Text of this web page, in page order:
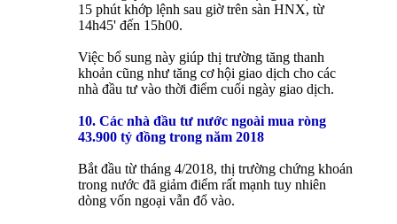
15 phút khớp lệnh sau giờ trên sàn HNX, từ
14h45' đến 15h00.
Việc bổ sung này giúp thị trường tăng thanh
khoản cũng như tăng cơ hội giao dịch cho các
nhà đầu tư vào thời điểm cuối ngày giao dịch.
10. Các nhà đầu tư nước ngoài mua ròng
43.900 tỷ đồng trong năm 2018
Bắt đầu từ tháng 4/2018, thị trường chứng khoán
trong nước đã giảm điểm rất mạnh tuy nhiên
dòng vốn ngoại vẫn đổ vào.